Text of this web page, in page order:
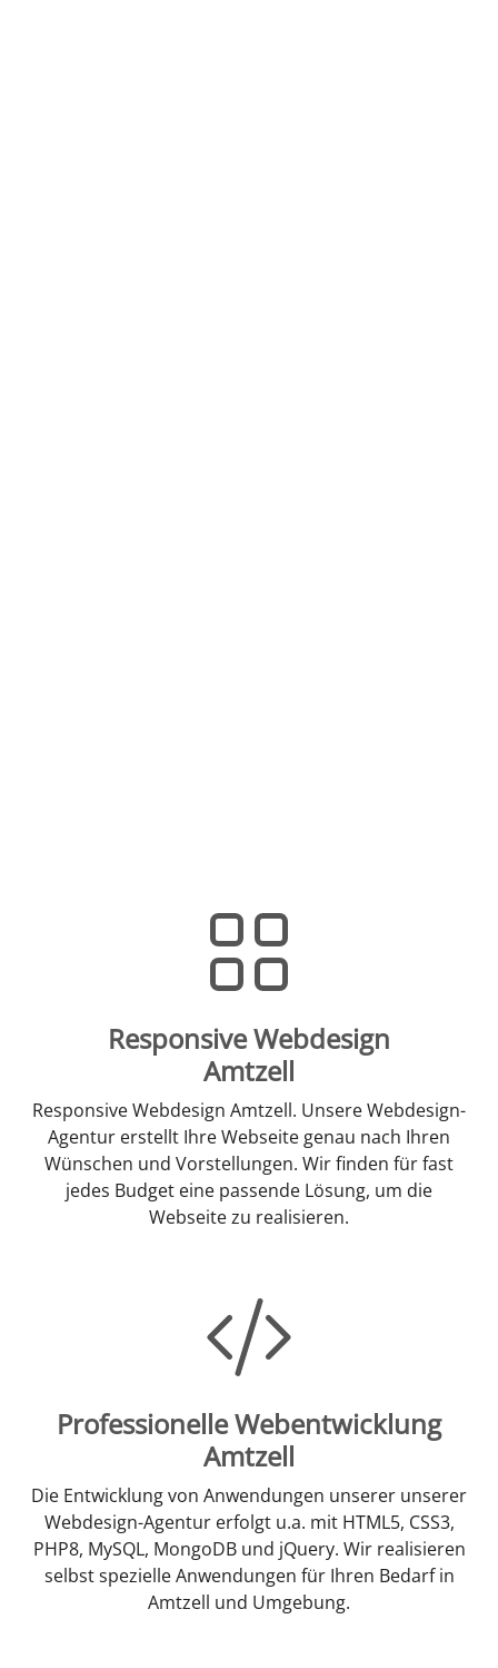
Responsive Webdesign
Amtzell
Responsive Webdesign Amtzell. Unsere Webdesign-
Agentur erstellt Ihre Webseite genau nach Ihren
Wünschen und Vorstellungen. Wir finden für fast
jedes Budget eine passende Lösung, um die
Webseite zu realisieren.
Professionelle Webentwicklung
Amtzell
Die Entwicklung von Anwendungen unserer unserer
Webdesign-Agentur erfolgt u.a. mit HTML5, CSS3,
PHP8, MySQL, MongoDB und jQuery. Wir realisieren
selbst spezielle Anwendungen für Ihren Bedarf in
Amtzell und Umgebung.